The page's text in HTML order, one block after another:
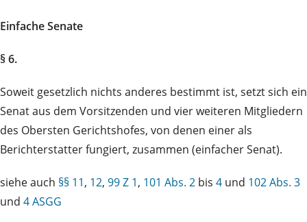
Einfache Senate
§ 6.
Soweit gesetzlich nichts anderes bestimmt ist, setzt sich ein
Senat aus dem Vorsitzenden und vier weiteren Mitgliedern
des Obersten Gerichtshofes, von denen einer als
Berichterstatter fungiert, zusammen (einfacher Senat).
siehe auch §§ 11, 12, 99 Z 1, 101 Abs. 2 bis 4 und 102 Abs. 3
und 4 ASGG